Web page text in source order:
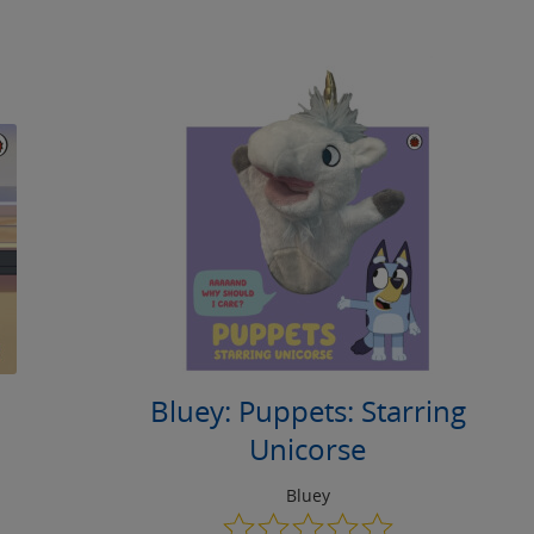
Bluey: Puppets: Starring
Unicorse
Bluey
0.0